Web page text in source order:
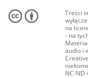
Treści
na
- na
audio i
NC-ND